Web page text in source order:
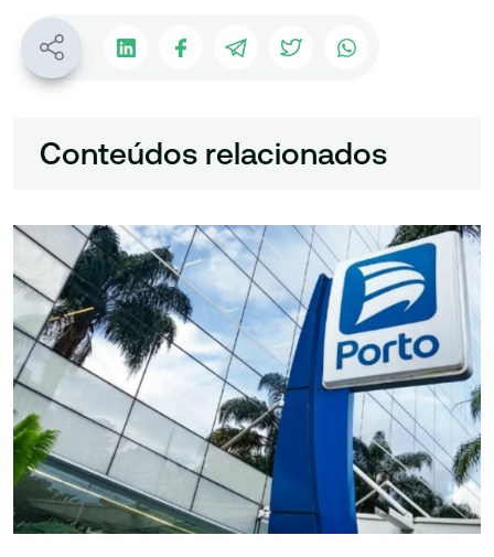
Conteúdos relacionados